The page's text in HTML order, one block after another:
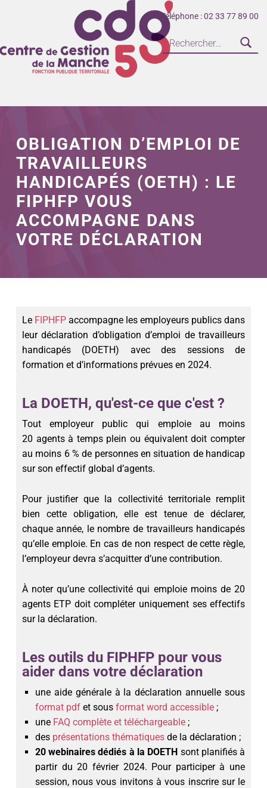
Téléphone : 02 33 77 89 00
OBLIGATION D’EMPLOI DE
TRAVAILLEURS
HANDICAPÉS (OETH) : LE
FIPHFP VOUS
ACCOMPAGNE DANS
VOTRE DÉCLARATION
Le FIPHFPaccompagne les employeurs publics dans
leur déclaration d’obligation d’emploi de travailleurs
handicapés (DOETH) avec des sessions de
formation et d’informations prévues en 2024.
La DOETH, qu'est-ce que c'est ?
Tout employeur public qui emploie au moins
20 agents à temps plein ou équivalent doit compter
au moins 6 % de personnes en situation de handicap
sur son effectif global d’agents.
Pour justifier que la collectivité territoriale remplit
bien cette obligation, elle est tenue de déclarer,
chaque année, le nombre de travailleurs handicapés
qu’elle emploie. En cas de non respect de cette règle,
l’employeur devra s’acquitter d’une contribution.
À noter qu’une collectivité qui emploie moins de 20
agents ETP doit compléter uniquement ses effectifs
sur la déclaration.
Les outils du FIPHFP pour vous
aider dans votre déclaration
une aide générale à la déclaration annuelle sous
format pdf et sous format word accessible;
une FAQ complète et téléchargeable;
des présentations thématiquesde la déclaration ;
20 webinaires dédiés à la DOETH sont planifiés à
partir du 20 février 2024. Pour participer à une
session, nous vous invitons à vous inscrire sur le